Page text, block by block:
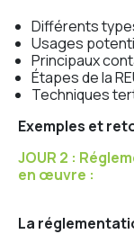
Différents
Usages
Principaux
Étapes de la
Techniques
Exemples et
JOUR 2 :
en œuvre :
La